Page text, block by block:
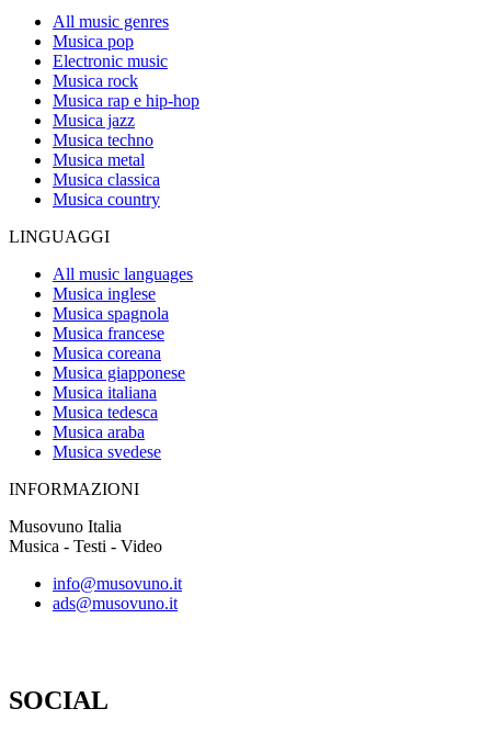
All music genres
Musica pop
Electronic music
Musica rock
Musica rap e hip-hop
Musica jazz
Musica techno
Musica metal
Musica classica
Musica country
LINGUAGGI
All music languages
Musica inglese
Musica spagnola
Musica francese
Musica coreana
Musica giapponese
Musica italiana
Musica tedesca
Musica araba
Musica svedese
INFORMAZIONI
Musovuno Italia
Musica - Testi - Video
info@musovuno.it
ads@musovuno.it
SOCIAL